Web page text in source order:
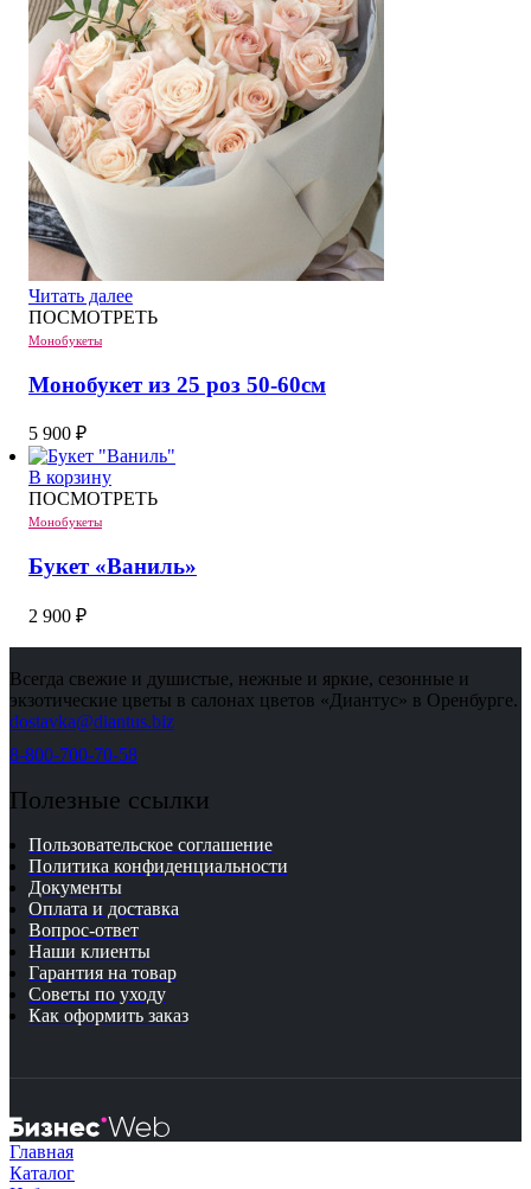
Читать далее
ПОСМОТРЕТЬ
Монобукеты
Монобукет из 25 роз 50-60см
5 900 ₽
В корзину
ПОСМОТРЕТЬ
Монобукеты
Букет «Ваниль»
2 900 ₽
Всегда свежие и душистые, нежные и яркие, сезонные и
экзотические цветы в салонах цветов «Диантус» в Оренбурге.
dostavka@diantus.biz
8-800-700-70-58
Полезные ссылки
Пользовательское соглашение
Политика конфиденциальности
Документы
Оплата и доставка
Вопрос-ответ
Наши клиенты
Гарантия на товар
Советы по уходу
Как оформить заказ
Главная
Каталог